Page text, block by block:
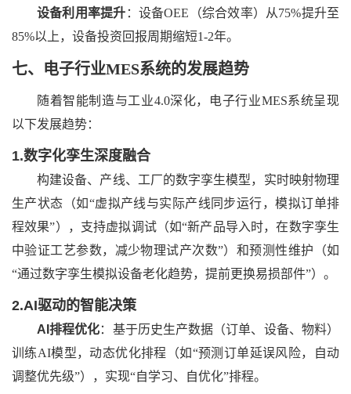
设备利用率提升 ：设备OEE（综合效率）从75%提升至
85%以上，设备投资回报周期缩短1-2年。
七、 电子行业MES系统的发展趋势
随着智能制造与工业4.0深化，电子行业MES系统呈现
以下发展趋势：
1.数字化孪生深度融合
构建设备、产线、工厂的数字孪生模型，实时映射物理
生产状态（如“虚拟产线与实际产线同步运行，模拟订单排
程效果”），支持虚拟调试（如“新产品导入时，在数字孪生
中验证工艺参数，减少物理试产次数”）和预测性维护（如
“通过数字孪生模拟设备老化趋势，提前更换易损部件”）。
2.AI驱动的智能决策
AI排程优化：基于历史生产数据（订单、设备、物料）
训练AI模型，动态优化排程（如“预测订单延误风险，自动
调整优先级”），实现“自学习、自优化”排程。